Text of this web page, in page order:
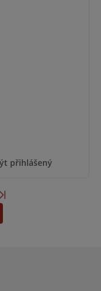
přihlášený